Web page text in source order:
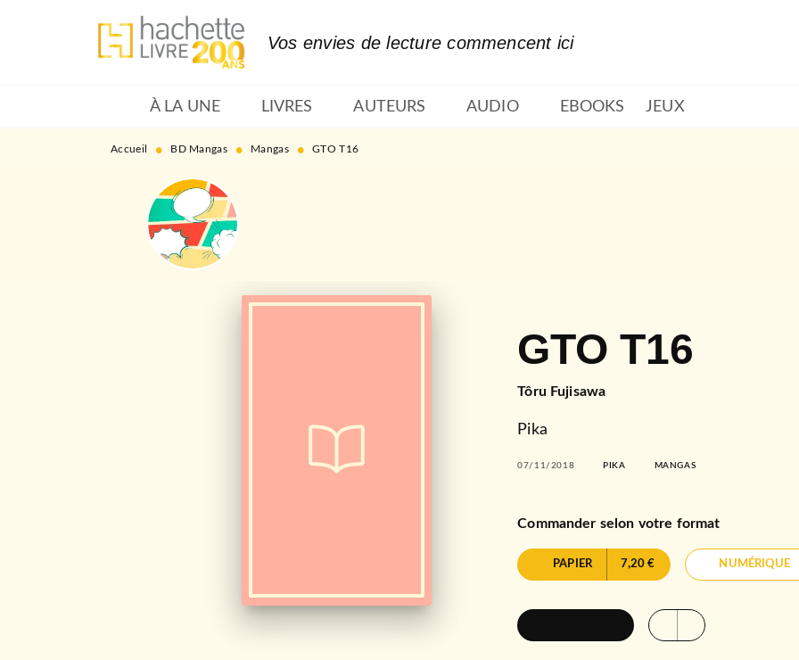
MENU RECHERCHE
Vos envies de lecture commencent ici
À LA UNE LIVRES AUTEURS AUDIO EBOOKS JEUX
Accueil • BD Mangas • Mangas • GTO T16
GTO T16
Tôru Fujisawa
Pika
07/11/2018 PIKA MANGAS
Commander selon votre format
PAPIER 7,20 € NUMÉRIQUE